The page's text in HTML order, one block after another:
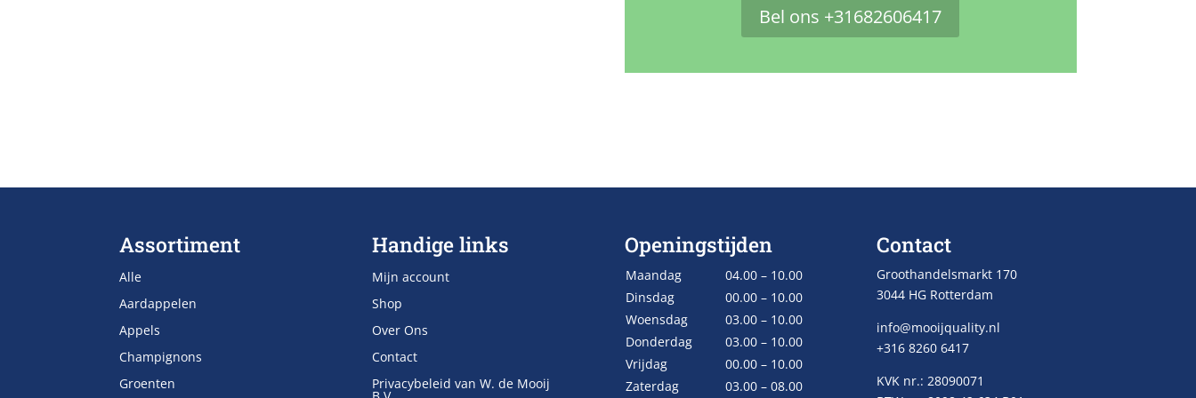
Bel ons +31682606417
Assortiment
Alle
Aardappelen
Appels
Champignons
Groenten
Handige links
Mijn account
Shop
Over Ons
Contact
Privacybeleid van W. de Mooij
Openingstijden
Maandag
04.00 – 10.00
Dinsdag
00.00 – 10.00
Woensdag
03.00 – 10.00
Donderdag
03.00 – 10.00
Vrijdag
00.00 – 10.00
Zaterdag
03.00 – 08.00
Contact
Groothandelsmarkt 170
3044 HG Rotterdam
info@mooijquality.nl
+316 8260 6417
KVK nr.: 28090071